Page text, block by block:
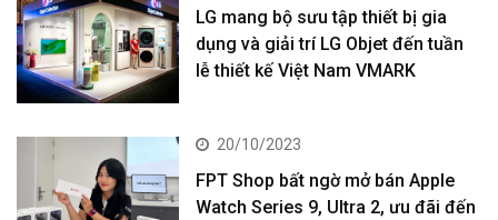
LG mang bộ sưu tập thiết bị gia
dụng và giải trí LG Objet đến tuần
lễ thiết kế Việt Nam VMARK
20/10/2023
FPT Shop bất ngờ mở bán Apple
Watch Series 9, Ultra 2, ưu đãi đến